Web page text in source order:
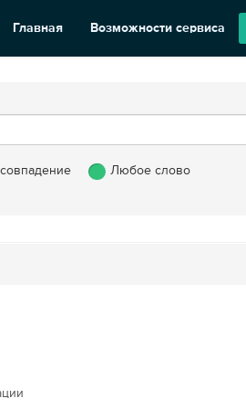
Главная Возможности сервиса
Любое слово